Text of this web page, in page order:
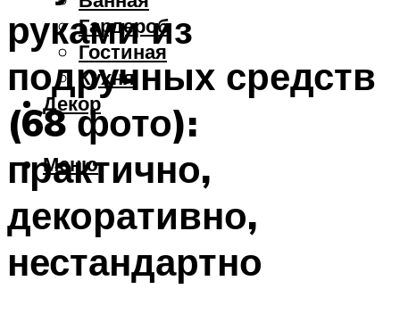
Гардероб
Гостиная
Кухня
Декор
Меню
руками из
подручных средств
(68 фото):
практично,
декоративно,
нестандартно